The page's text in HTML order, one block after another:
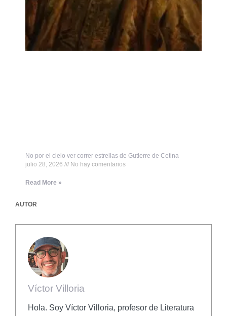
No por el cielo ver correr estrellas de Gutierre de Cetina
julio 28, 2026
No hay comentarios
Read More »
AUTOR
Víctor Villoria
Hola. Soy Víctor Villoria, profesor de Literatura